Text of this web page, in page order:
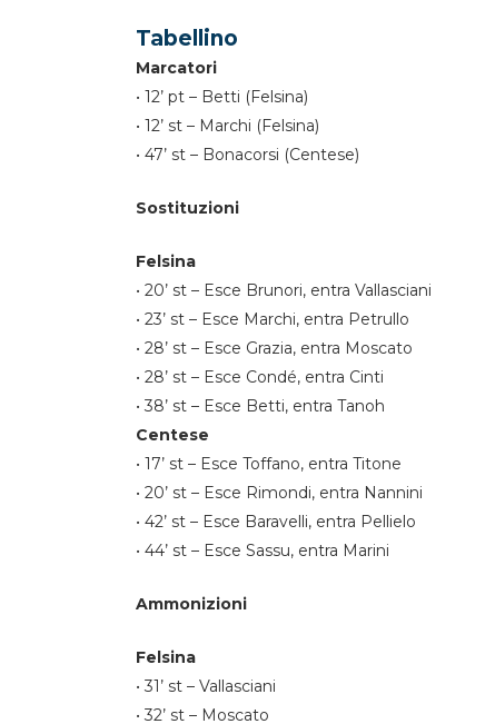
Tabellino
Marcatori
•⁠ ⁠12’ pt – Betti (Felsina)
•⁠ ⁠12’ st – Marchi (Felsina)
•⁠ ⁠47’ st – Bonacorsi (Centese)
Sostituzioni
Felsina
•⁠ ⁠20’ st – Esce Brunori, entra Vallasciani
•⁠ ⁠23’ st – Esce Marchi, entra Petrullo
•⁠ ⁠28’ st – Esce Grazia, entra Moscato
•⁠ ⁠28’ st – Esce Condé, entra Cinti
•⁠ ⁠38’ st – Esce Betti, entra Tanoh
Centese
•⁠ ⁠17’ st – Esce Toffano, entra Titone
•⁠ ⁠20’ st – Esce Rimondi, entra Nannini
•⁠ ⁠42’ st – Esce Baravelli, entra Pellielo
•⁠ ⁠44’ st – Esce Sassu, entra Marini
Ammonizioni
Felsina
•⁠ ⁠31’ st – Vallasciani
•⁠ ⁠32’ st – Moscato